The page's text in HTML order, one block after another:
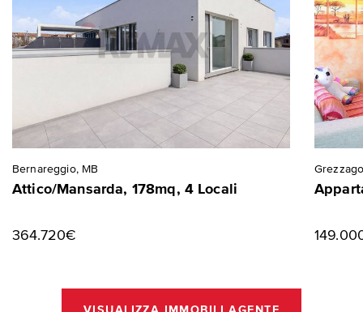
Bernareggio, MB
Attico/Mansarda, 178mq, 4 Locali
364.720€